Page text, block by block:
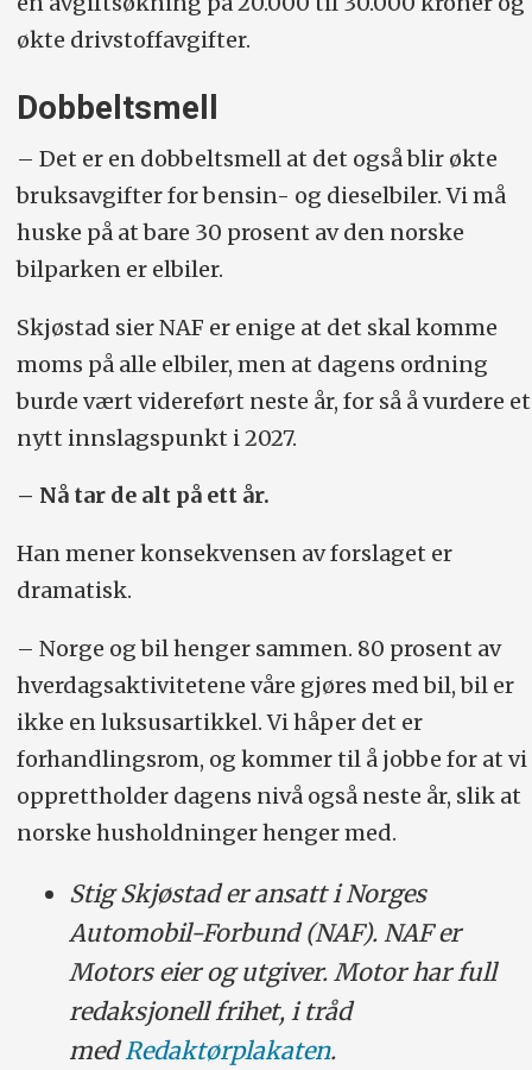
økte drivstoffavgifter.
Dobbeltsmell
– Det er en dobbeltsmell at det også blir økte
bruksavgifter for bensin- og dieselbiler. Vi må
huske på at bare 30 prosent av den norske
bilparken er elbiler.
Skjøstad sier NAF er enige at det skal komme
moms på alle elbiler, men at dagens ordning
burde vært videreført neste år, for så å vurdere et
nytt innslagspunkt i 2027.
– Nå tar de alt på ett år.
Han mener konsekvensen av forslaget er
dramatisk.
– Norge og bil henger sammen. 80 prosent av
hverdagsaktivitetene våre gjøres med bil, bil er
ikke en luksusartikkel. Vi håper det er
forhandlingsrom, og kommer til å jobbe for at vi
opprettholder dagens nivå også neste år, slik at
norske husholdninger henger med.
Stig Skjøstad er ansatt i Norges
Automobil-Forbund (NAF). NAF er
Motors eier og utgiver. Motor har full
redaksjonell frihet, i tråd
medRedaktørplakaten.